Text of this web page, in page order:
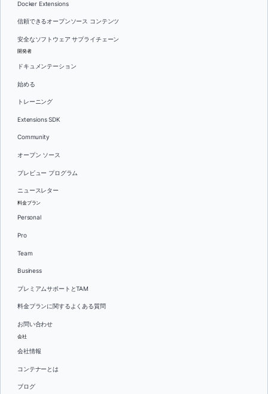
Docker Extensions
信頼できるオープンソース コンテンツ
安全なソフトウェア サプライチェーン
開発者
ドキュメンテーション
始める
トレーニング
Extensions SDK
Community
オープン ソース
プレビュー プログラム
ニュースレター
料金プラン
Personal
Pro
Team
Business
プレミアムサポートとTAM
料金プランに関するよくある質問
お問い合わせ
会社
会社情報
コンテナーとは
ブログ